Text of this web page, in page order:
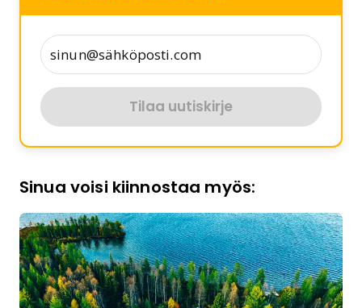
Tilaa uutiskirje
Sinua voisi kiinnostaa myös: